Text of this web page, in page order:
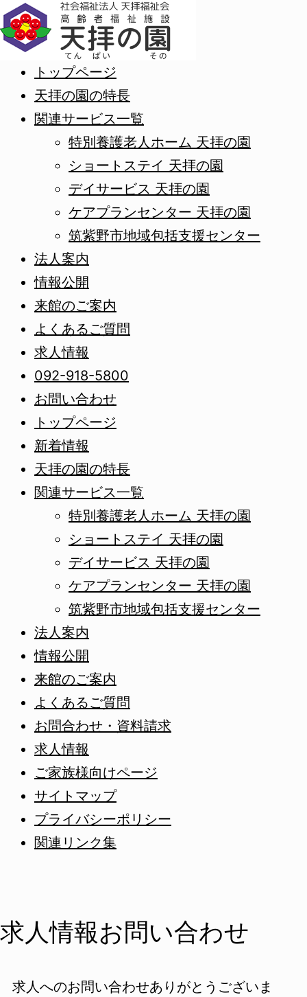
トップページ
天拝の園の特長
関連サービス一覧
特別養護老人ホーム 天拝の園
ショートステイ 天拝の園
デイサービス 天拝の園
ケアプランセンター 天拝の園
筑紫野市地域包括支援センター
法人案内
情報公開
来館のご案内
よくあるご質問
求人情報
092-918-5800
お問い合わせ
トップページ
新着情報
天拝の園の特長
関連サービス一覧
特別養護老人ホーム 天拝の園
ショートステイ 天拝の園
デイサービス 天拝の園
ケアプランセンター 天拝の園
筑紫野市地域包括支援センター
法人案内
情報公開
来館のご案内
よくあるご質問
お問合わせ・資料請求
求人情報
ご家族様向けページ
サイトマップ
プライバシーポリシー
関連リンク集
求人情報お問い合わせ
求人へのお問い合わせありがとうございま